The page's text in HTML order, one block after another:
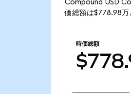
Compound USD
価総額は$778.98万
時価総額